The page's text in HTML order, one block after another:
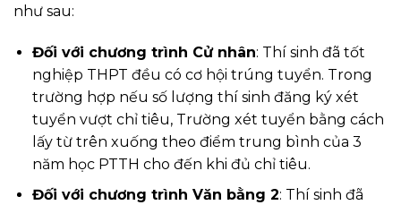
như sau:
Đối với chương trình Cử nhân: Thí sinh đã tốt
nghiệp THPT đều có cơ hội trúng tuyển. Trong
trường hợp nếu số lượng thí sinh đăng ký xét
tuyển vượt chỉ tiêu, Trường xét tuyển bằng cách
lấy từ trên xuống theo điểm trung bình của 3
năm học PTTH cho đến khi đủ chỉ tiêu.
Đối với chương trình Văn bằng 2: Thí sinh đã